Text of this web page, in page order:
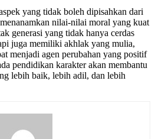
yang tidak boleh dipisahkan dari
nilai-nilai moral yang kuat
generasi yang tidak hanya cerdas
juga memiliki akhlak yang mulia,
menjadi agen perubahan yang positif
pendidikan karakter akan membantu
lebih baik, lebih adil, dan lebih